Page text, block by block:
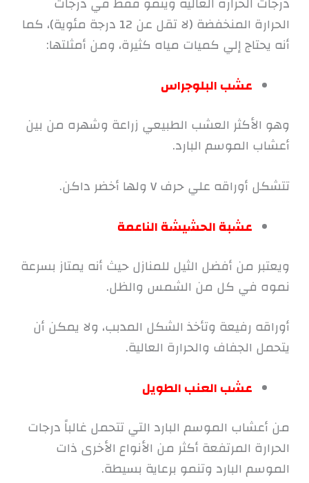
الحرارة المنخفضة (لا تقل عن 12 درجة مئوية)، كما
أنه يحتاج إلي كميات مياه كثيرة، ومن أمثلتها:
عشب البلوجراس
وهو الأكثر العشب الطبيعي زراعة وشهره من بين
أعشاب الموسم البارد.
تتشكل أوراقه علي حرف V ولها أخضر داكن.
عشبة الحشيشة الناعمة
ويعتبر من أفضل الثيل للمنازل حيث أنه يمتاز بسرعة
نموه في كل من الشمس والظل.
أوراقه رفيعة وتأخذ الشكل المدبب، ولا يمكن أن
يتحمل الجفاف والحرارة العالية.
عشب العنب الطويل
من أعشاب الموسم البارد التي تتحمل غالباً درجات
الحرارة المرتفعة أكثر من الأنواع الأخرى ذات
الموسم البارد وتنمو برعاية بسيطة.